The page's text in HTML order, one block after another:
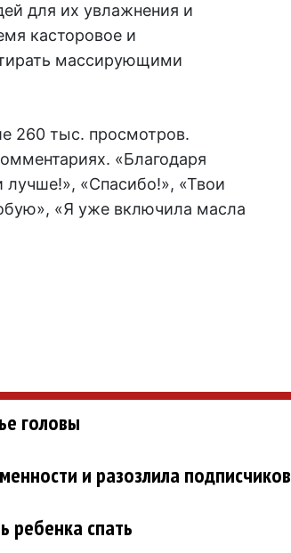
для их увлажнения и
касторовое и
массирующими
260 тыс. просмотров.
«Благодаря
«Спасибо!», «Твои
«Я уже включила масла
головы
и разозлила подписчиков
ребенка спать